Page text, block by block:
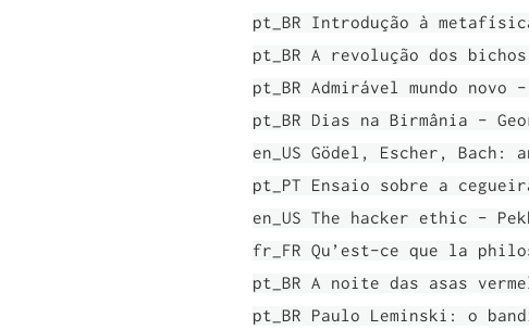
pt_BR Introdução à
pt_BR A revolução dos
pt_BR Admirável mundo novo
pt_BR Dias na Birmânia -
en_US Gödel, Escher, Bach:
pt_PT Ensaio sobre a
en_US The hacker ethic -
fr_FR Qu’est-ce que la
pt_BR A noite das asas
pt_BR Paulo Leminski: o